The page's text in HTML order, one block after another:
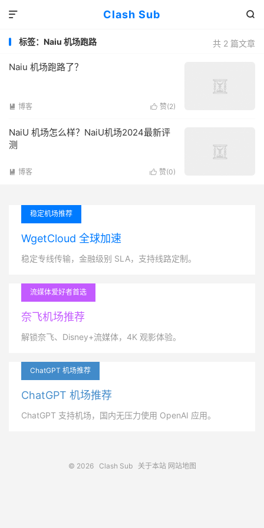
Clash Sub 

共 2 篇文章
标签：Naiu 机场跑路
Naiu 机场跑路了？
 赞(2)
 博客
NaiU 机场怎么样？NaiU机场2024最新评
测
 赞(0)
 博客
稳定机场推荐
WgetCloud 全球加速
稳定专线传输，金融级别 SLA，支持线路定制。
流媒体爱好者首选
奈飞机场推荐
解锁奈飞、Disney+流媒体，4K 观影体验。
ChatGPT 机场推荐
ChatGPT 机场推荐
ChatGPT 支持机场，国内无压力使用 OpenAI 应用。
© 2026 Clash Sub 关于本站 网站地图